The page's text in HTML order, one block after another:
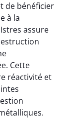
de bénéficier
à la
assure
Cette
réactivité et